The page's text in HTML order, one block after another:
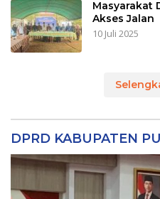
Masyarakat
Akses Jalan
10 Juli 2025
DPRD KABUPATEN